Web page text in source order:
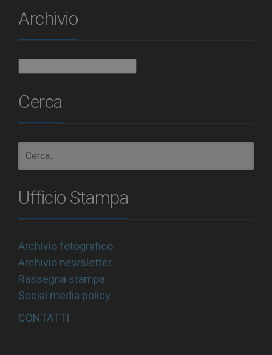
Archivio
Cerca
Ufficio Stampa
Archivio fotografico
Archivio newsletter
Rassegna stampa
Social media policy
CONTATTI